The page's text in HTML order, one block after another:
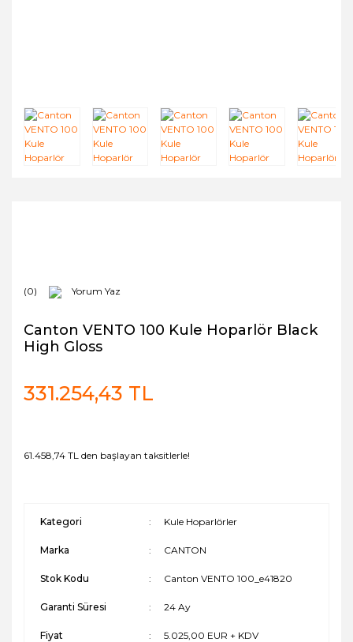
(0) Yorum Yaz
Canton VENTO 100 Kule Hoparlör Black
High Gloss
331.254,43 TL
61.458,74 TL den başlayan taksitlerle!
Kategori Kule Hoparlörler
Marka CANTON
Stok Kodu Canton VENTO 100_e41820
Garanti Süresi 24 Ay
Fiyat 5.025,00 EUR + KDV